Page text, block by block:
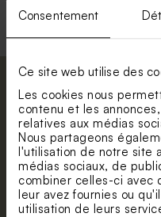
Consentement
Ce site web utilise des
Les cookies nous
contenu et les
relatives aux médias
Nous partageons
l'utilisation de notre site
médias sociaux, de
combiner celles-ci avec
leur avez fournies ou
utilisation de leurs
Valisette personnalisable
Abonnez-vous à
informé. Petite
de réduction.
Prénom
E-mail